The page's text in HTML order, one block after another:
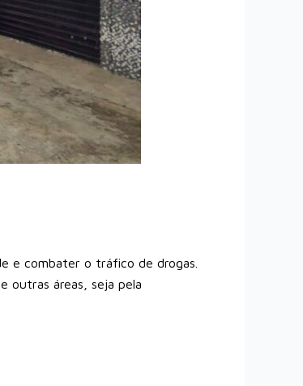
e combater o tráfico de drogas.
outras áreas, seja pela